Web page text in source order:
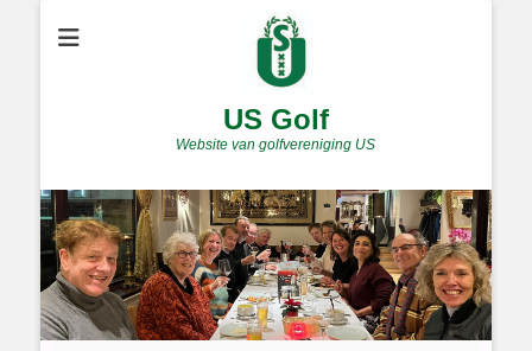
US Golf
Website van golfvereniging US